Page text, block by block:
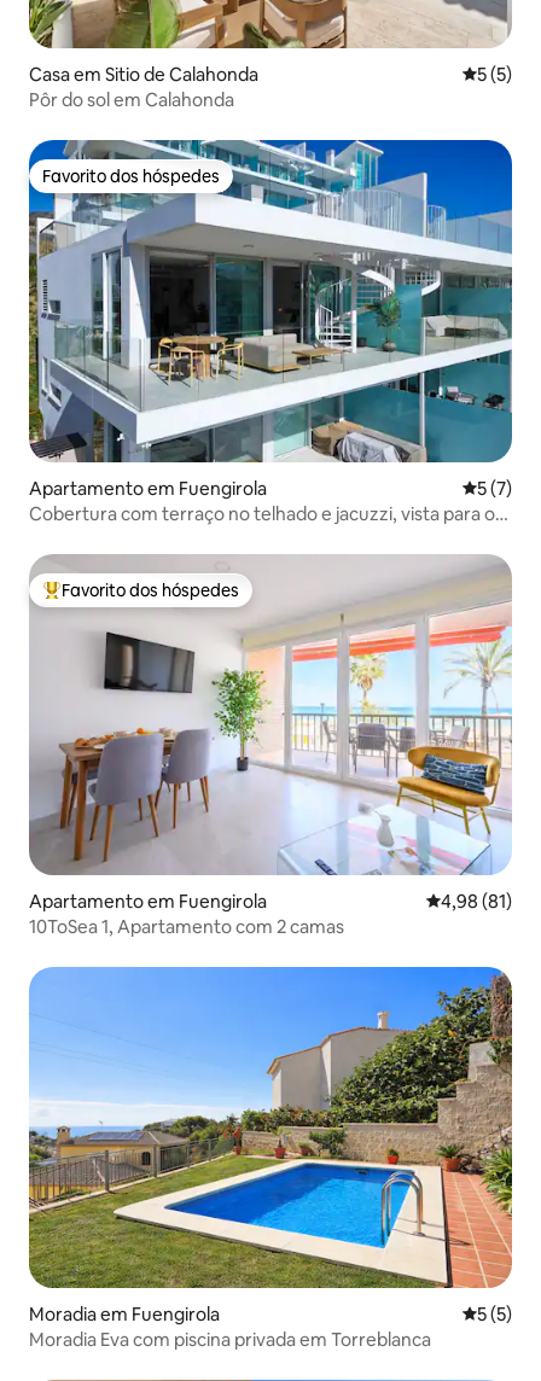
Casa em Sitio de Calahonda
5 (5)
Pôr do sol em Calahonda
Favorito dos hóspedes
Favorito dos hóspedes
Apartamento em Fuengirola
5 (7)
Cobertura com terraço no telhado e jacuzzi, vista para o
Favoritos dos hóspedes mais apreciados
Favorito dos hóspedes
Apartamento em Fuengirola Classificação
4,98 (81)
10ToSea 1, Apartamento com 2 camas
Moradia em Fuengirola
5 (5)
Moradia Eva com piscina privada em Torreblanca